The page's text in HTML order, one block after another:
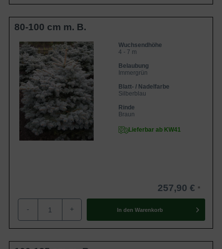
80-100 cm m. B.
Wuchsendhöhe
4 - 7 m
Belaubung
Immergrün
Blatt- / Nadelfarbe
Silberblau
Rinde
Braun
Lieferbar ab KW41
257,90 €
- + In den Warenkorb